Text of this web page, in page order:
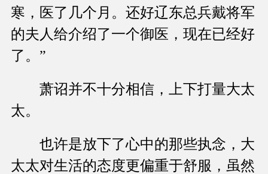
寒，医了几个月。还好辽东总兵戴将军
的夫人给介绍了一个御医，现在已经好
了。”
萧诏并不十分相信，上下打量大太
太。
也许是放下了心中的那些执念，大
太太对生活的态度更偏重于舒服，虽然